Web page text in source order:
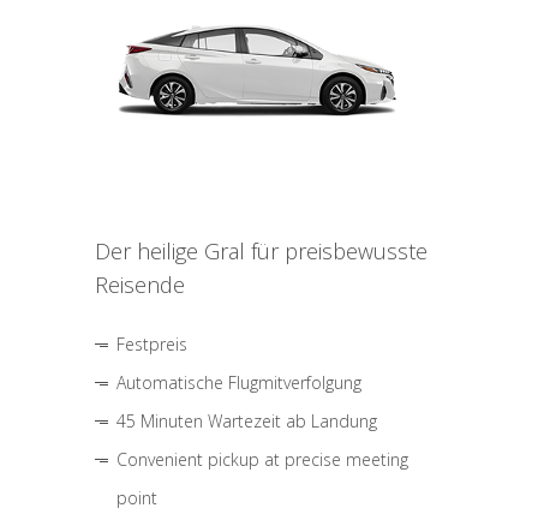
Der heilige Gral für preisbewusste
Reisende
Festpreis
Automatische Flugmitverfolgung
45 Minuten Wartezeit ab Landung
Convenient pickup at precise meeting
point